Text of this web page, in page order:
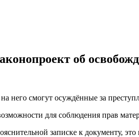
об
него смогут осуждённые за
для соблюдения прав
записке к документу,